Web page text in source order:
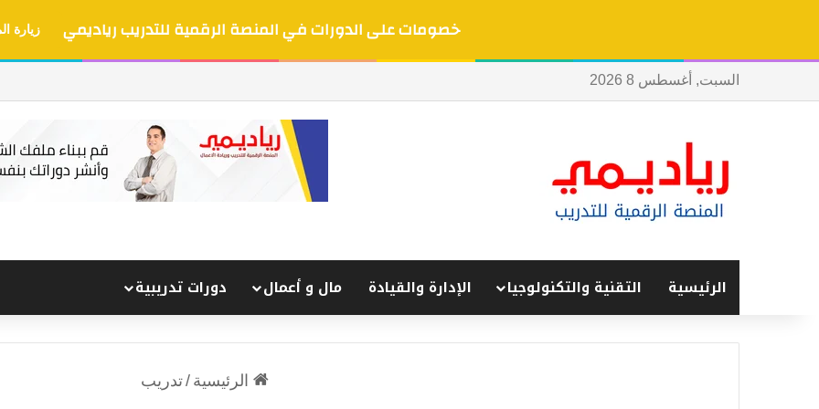
خصومات على الدورات في المنصة الرقمية للتدريب رياديمي زيارة
السبت, أغسطس 8 2026
الرئيسية التقنية والتكنولوجيا الإدارة والقيادة مال و أعمال دورات تدريبية
الرئيسية /تدريب